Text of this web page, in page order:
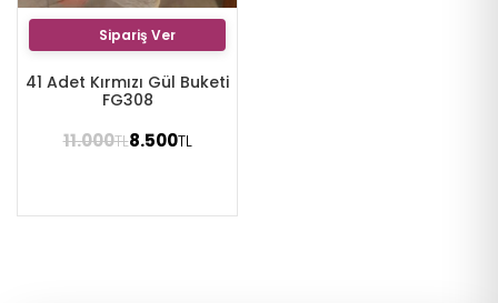
Sipariş Ver
41 Adet Kırmızı Gül Buketi
FG308
11.000TL8.500TL